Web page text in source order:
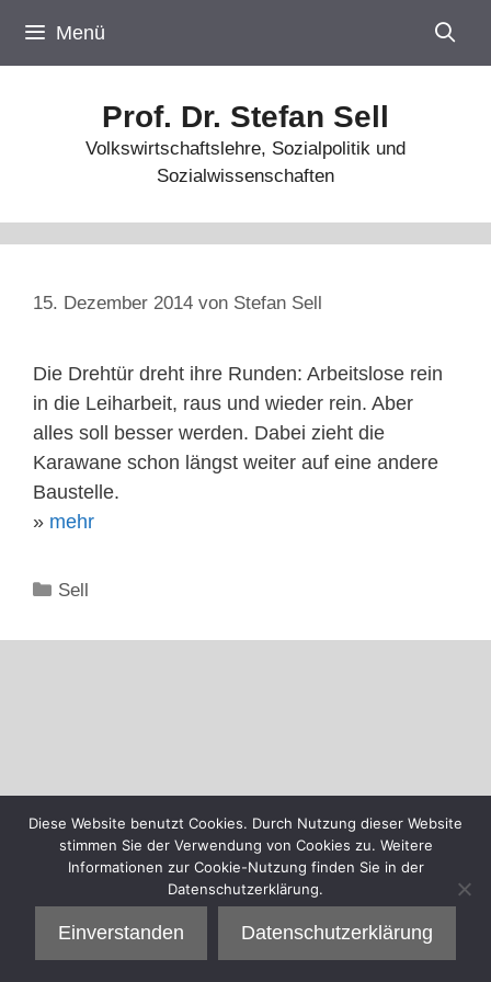
Inhalt
springen
Menü
Prof. Dr. Stefan Sell
Volkswirtschaftslehre, Sozialpolitik und
Sozialwissenschaften
15. Dezember 2014 von Stefan Sell
Die Drehtür dreht ihre Runden: Arbeitslose rein
in die Leiharbeit, raus und wieder rein. Aber
alles soll besser werden. Dabei zieht die
Karawane schon längst weiter auf eine andere
Baustelle.
» mehr
Kategorien
Sell
Diese Website benutzt Cookies. Durch Nutzung dieser Website
stimmen Sie der Verwendung von Cookies zu. Weitere
Informationen zur Cookie-Nutzung finden Sie in der
Datenschutzerklärung.
Einverstanden Datenschutzerklärung